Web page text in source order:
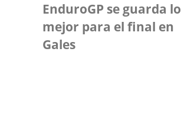
EnduroGP se guarda lo
mejor para el final en
Gales